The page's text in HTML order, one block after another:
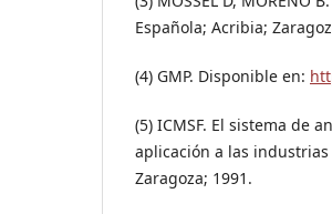
Española; Acribia;
(4) GMP. Disponible en:
(5) ICMSF. El sistema de
aplicación a las industrias
Zaragoza; 1991.